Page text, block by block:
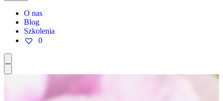
O nas
Blog
Szkolenia
0